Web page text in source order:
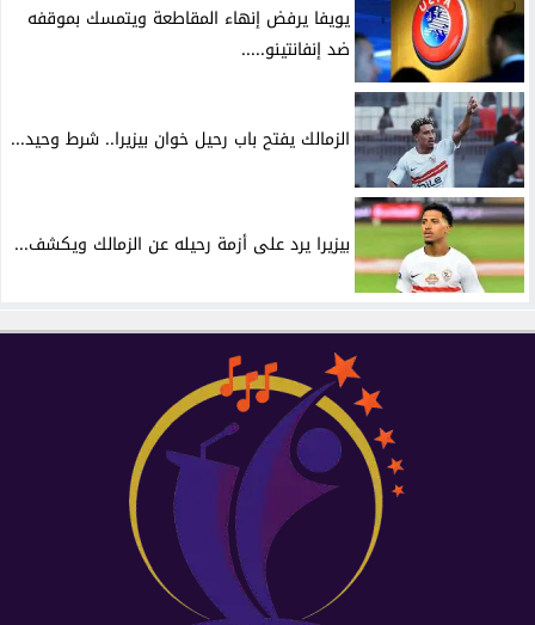
يويفا يرفض إنهاء المقاطعة ويتمسك بموقفه
ضد إنفانتينو.....
الزمالك يفتح باب رحيل خوان بيزيرا.. شرط وحيد...
بيزيرا يرد على أزمة رحيله عن الزمالك ويكشف...